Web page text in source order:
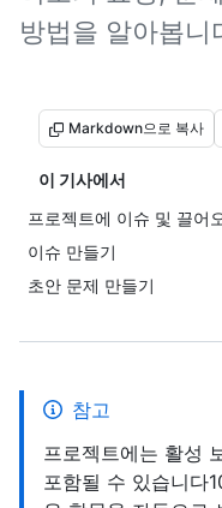
방법을 알아봅니
Markdown으로 복사
이 기사에서
프로젝트에 이슈 및 끌어
이슈 만들기
초안 문제 만들기
참고
프로젝트에는 활성
포함될 수 있습니다